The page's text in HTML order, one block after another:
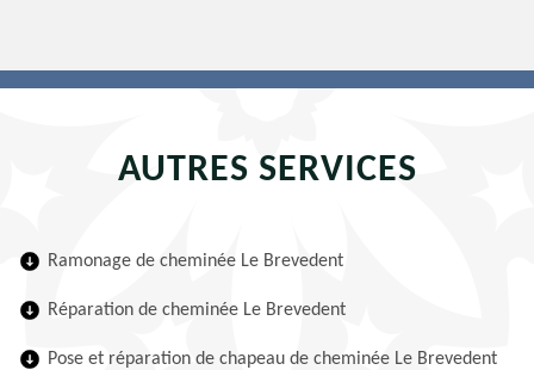
AUTRES SERVICES
Ramonage de cheminée Le Brevedent
Réparation de cheminée Le Brevedent
Pose et réparation de chapeau de cheminée Le Brevedent